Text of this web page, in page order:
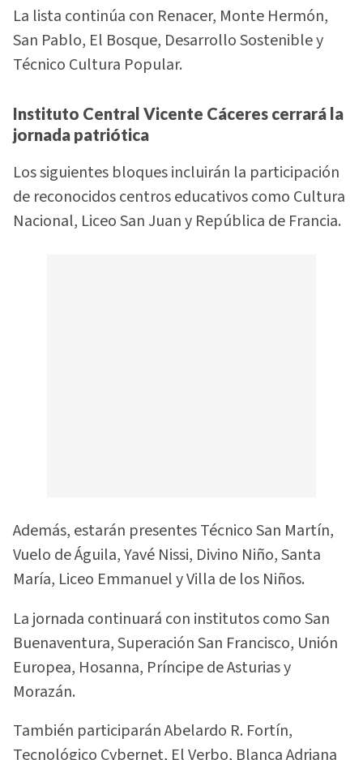
La lista continúa con Renacer, Monte Hermón,
San Pablo, El Bosque, Desarrollo Sostenible y
Técnico Cultura Popular.
Instituto Central Vicente Cáceres cerrará la
jornada patriótica
Los siguientes bloques incluirán la participación
de reconocidos centros educativos como Cultura
Nacional, Liceo San Juan y República de Francia.
Además, estarán presentes Técnico San Martín,
Vuelo de Águila, Yavé Nissi, Divino Niño, Santa
María, Liceo Emmanuel y Villa de los Niños.
La jornada continuará con institutos como San
Buenaventura, Superación San Francisco, Unión
Europea, Hosanna, Príncipe de Asturias y
Morazán.
También participarán Abelardo R. Fortín,
Tecnológico Cybernet, El Verbo, Blanca Adriana